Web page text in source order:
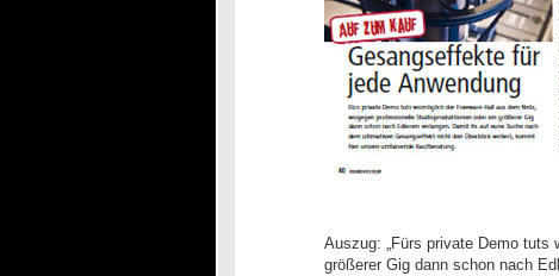
Auszug: „Fürs private Demo tuts
größerer Gig dann schon nach